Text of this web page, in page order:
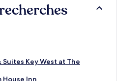
Key West at The
House Inn